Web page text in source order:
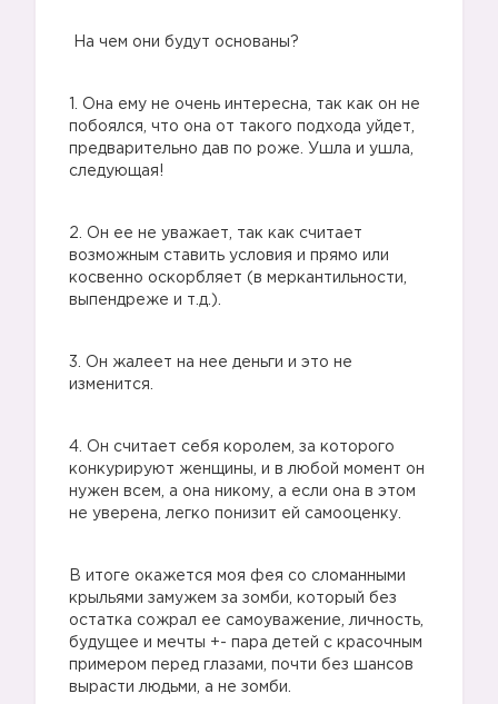
На чем они будут основаны?
1. Она ему не очень интересна, так как он не
побоялся, что она от такого подхода уйдет,
предварительно дав по роже. Ушла и ушла,
следующая!
2. Он ее не уважает, так как считает
возможным ставить условия и прямо или
косвенно оскорбляет (в меркантильности,
выпендреже и т.д.).
3. Он жалеет на нее деньги и это не
изменится.
4. Он считает себя королем, за которого
конкурируют женщины, и в любой момент он
нужен всем, а она никому, а если она в этом
не уверена, легко понизит ей самооценку.
В итоге окажется моя фея со сломанными
крыльями замужем за зомби, который без
остатка сожрал ее самоуважение, личность,
будущее и мечты +- пара детей с красочным
примером перед глазами, почти без шансов
вырасти людьми, а не зомби.